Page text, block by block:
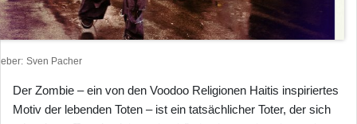
Sven Pacher
Der Zombie – ein von den Voodoo Religionen Haitis inspiriertes
Motiv der lebenden Toten – ist ein tatsächlicher Toter, der sich